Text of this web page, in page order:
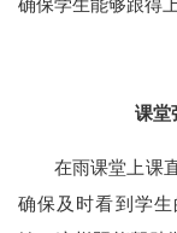
课堂
在雨课堂上课
确保及时看到学